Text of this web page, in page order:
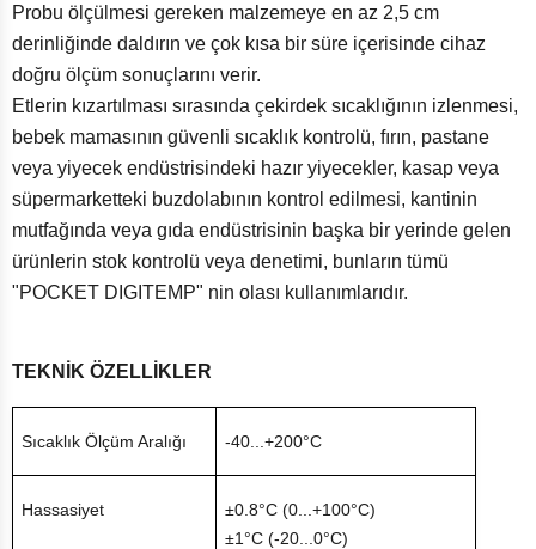
Probu ölçülmesi gereken malzemeye en az 2,5 cm
derinliğinde daldırın ve çok kısa bir süre içerisinde cihaz
doğru ölçüm sonuçlarını verir.
Etlerin kızartılması sırasında çekirdek sıcaklığının izlenmesi,
bebek mamasının güvenli sıcaklık kontrolü, fırın, pastane
veya yiyecek endüstrisindeki hazır yiyecekler, kasap veya
süpermarketteki buzdolabının kontrol edilmesi, kantinin
mutfağında veya gıda endüstrisinin başka bir yerinde gelen
ürünlerin stok kontrolü veya denetimi, bunların tümü
"POCKET DIGITEMP" nin olası kullanımlarıdır.
TEKNİK ÖZELLİKLER
Sıcaklık Ölçüm Aralığı -40...+200°C
Hassasiyet
±0.8°C (0...+100°C)
±1°C (-20...0°C)